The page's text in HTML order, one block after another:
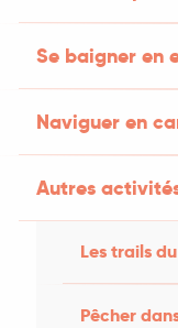
Se baigner en
Naviguer en
Autres
Les trails
Pêcher
tous et toutes
par des
très vite le
avec vous .
à 11h30 salle